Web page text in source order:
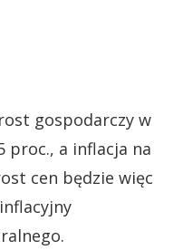
gospodarczy w
proc., a inflacja na
cen będzie więc